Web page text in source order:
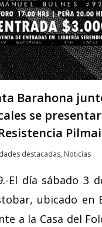
Barahona
se
destacadas, Noticias
El día sábado 3
ubicado en
a la Casa del